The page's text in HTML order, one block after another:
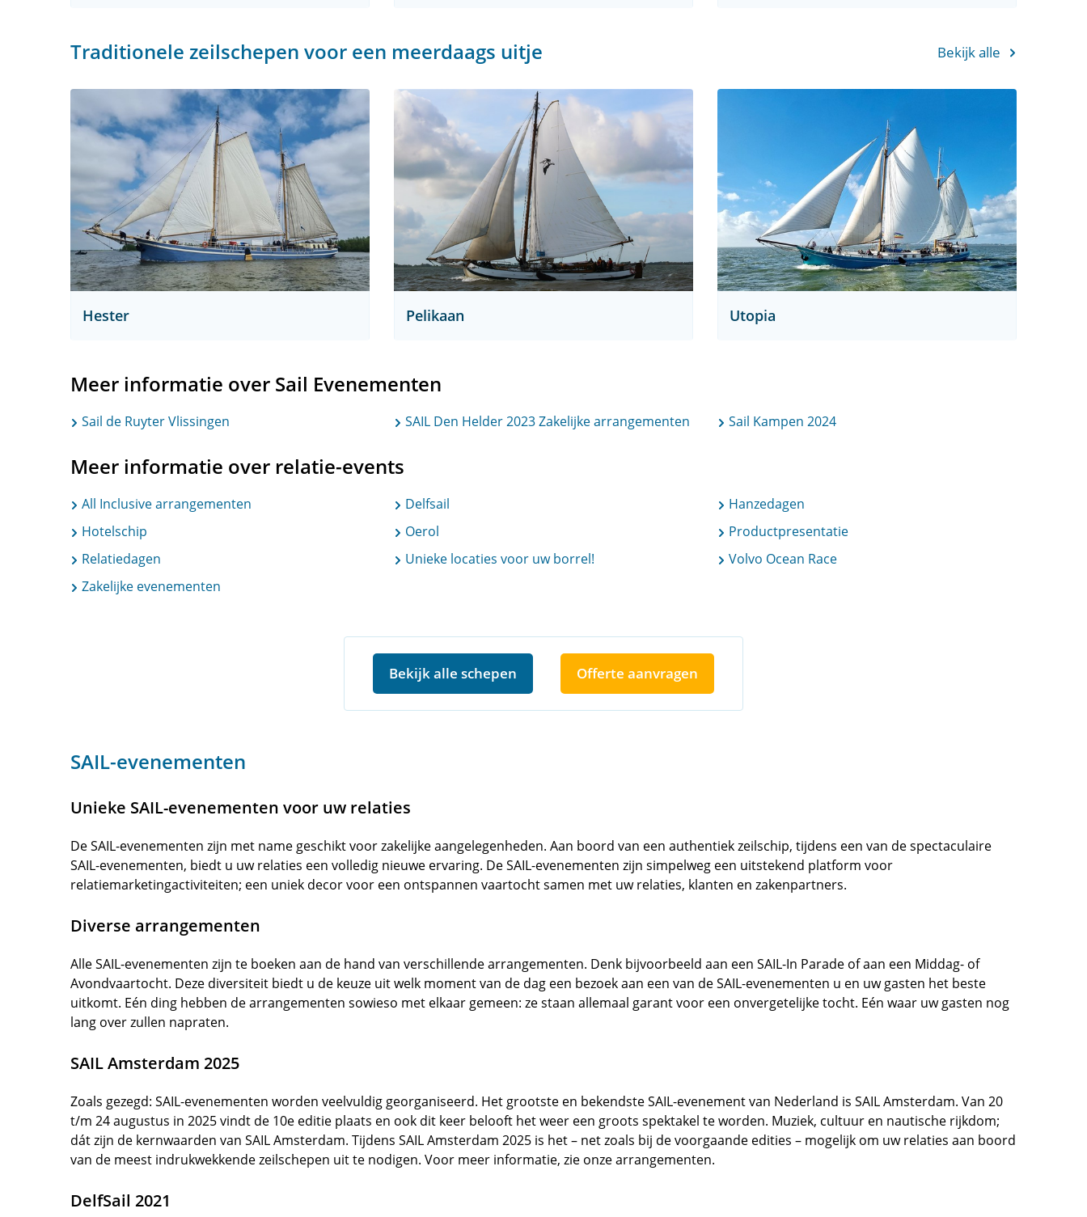
Traditionele zeilschepen voor een meerdaags uitje Bekijk alle
Hester Pelikaan Utopia
Meer informatie over Sail Evenementen
Sail de Ruyter Vlissingen SAIL Den Helder 2023 Zakelijke arrangementen Sail Kampen 2024
Meer informatie over relatie-events
All Inclusive arrangementen Delfsail
Hanzedagen
Hotelschip
Oerol
Productpresentatie
Relatiedagen
Unieke locaties voor uw borrel!
Volvo Ocean Race
Zakelijke evenementen
Bekijk alle schepen Offerte aanvragen
SAIL-evenementen
Unieke SAIL-evenementen voor uw relaties
De SAIL-evenementen zijn met name geschikt voor zakelijke aangelegenheden. Aan boord van een authentiek zeilschip, tijdens een van de spectaculaire
SAIL-evenementen, biedt u uw relaties een volledig nieuwe ervaring. De SAIL-evenementen zijn simpelweg een uitstekend platform voor
relatiemarketingactiviteiten; een uniek decor voor een ontspannen vaartocht samen met uw relaties, klanten en zakenpartners.
Diverse arrangementen
Alle SAIL-evenementen zijn te boeken aan de hand van verschillende arrangementen. Denk bijvoorbeeld aan een SAIL-In Parade of aan een Middag- of
Avondvaartocht. Deze diversiteit biedt u de keuze uit welk moment van de dag een bezoek aan een van de SAIL-evenementen u en uw gasten het beste
uitkomt. Eén ding hebben de arrangementen sowieso met elkaar gemeen: ze staan allemaal garant voor een onvergetelijke tocht. Eén waar uw gasten nog
lang over zullen napraten.
SAIL Amsterdam 2025
Zoals gezegd: SAIL-evenementen worden veelvuldig georganiseerd. Het grootste en bekendste SAIL-evenement van Nederland is SAIL Amsterdam. Van 20
t/m 24 augustus in 2025 vindt de 10e editie plaats en ook dit keer belooft het weer een groots spektakel te worden. Muziek, cultuur en nautische rijkdom;
dát zijn de kernwaarden van SAIL Amsterdam. Tijdens SAIL Amsterdam 2025 is het – net zoals bij de voorgaande edities – mogelijk om uw relaties aan boord
van de meest indrukwekkende zeilschepen uit te nodigen. Voor meer informatie, zie onze arrangementen.
DelfSail 2021